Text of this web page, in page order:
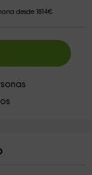
desde 1814€